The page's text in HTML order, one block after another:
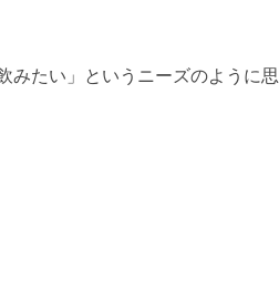
みたい」というニーズのように思